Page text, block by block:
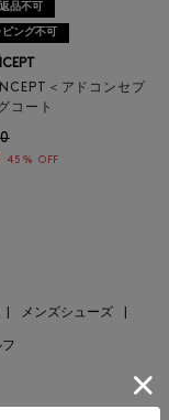
返品不可
ング不可
＜アドコンセプ
コート
45% OFF
メンズシューズ